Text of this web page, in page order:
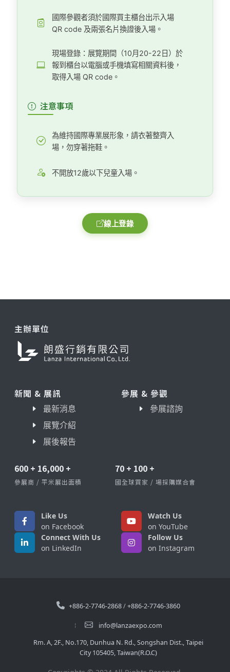
國際參觀者須於國際買主櫃台出示入場
QR code 及兩張名片換證後入場。
現場登錄：展覽期間（10月20-22日）於
報到櫃台以電腦或手機填寫相關資料後，
取得入場 QR code。
注意事項
為維持國際專業展形象，請衣著整齊入
場，勿穿著拖鞋。
不開放12歲以下兒童入場。
線上登錄
主辦單位
新聞 & 展訊
最新消息
展覽介紹
展後報告
參展 & 參觀
參展諮詢
600 + 16,000 +
參展商 / 平米展出面積
70 + 100 +
國全球買家 / 場採購媒合會
Like Us
on Facebook
Watch Us
on YouTube
Connect With Us
on LinkedIn
Follow Us
on Instagram
+886-2-7746-2868/+886-2-7746-3860
info@lanzaexpo.com
Rm. A, 2F., No.170, Dunhua N. Rd., Songshan Dist., Taipei
City 105405, Taiwan(R.O.C)